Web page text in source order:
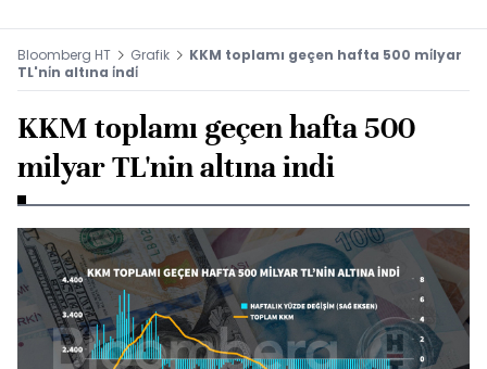
Bloomberg HT Grafik
KKM toplamı geçen hafta 500 mi̇lyar
TL'ni̇n altına i̇ndi̇
KKM toplamı geçen hafta 500
milyar TL'nin altına indi